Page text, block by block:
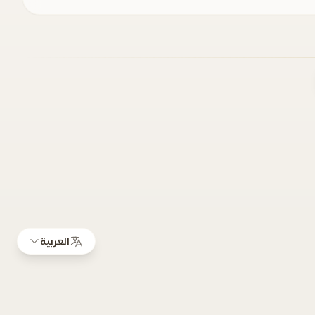
العربية